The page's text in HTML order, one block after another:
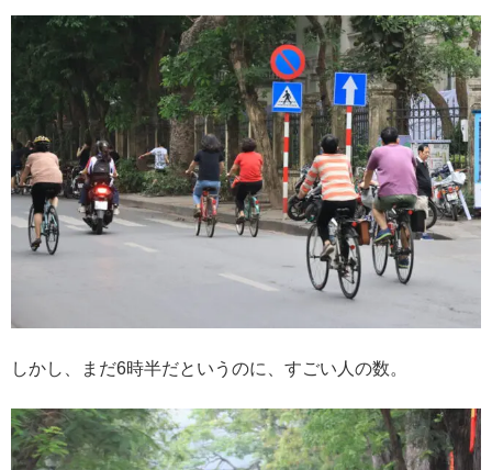
しかし、まだ6時半だというのに、すごい人の数。